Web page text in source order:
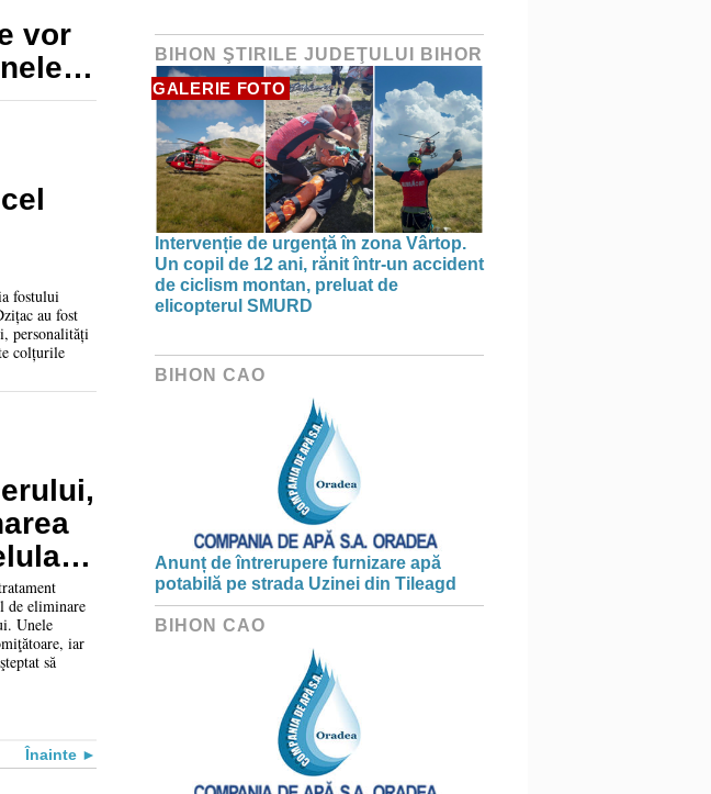
vor
fostului
au fost
personalități
colțurile
de eliminare
Unele
iar
să
Înainte
BIHON ŞTIRILE JUDEŢULUI BIHOR
GALERIE FOTO
Intervenție de urgență în zona Vârtop.
Un copil de 12 ani, rănit într-un accident
de ciclism montan, preluat de
elicopterul SMURD
BIHON CAO
Anunț de întrerupere furnizare apă
potabilă pe strada Uzinei din Tileagd
BIHON CAO